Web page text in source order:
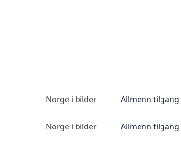
Norge i bilder Allmenn tilgang
Norge i bilder Allmenn tilgang